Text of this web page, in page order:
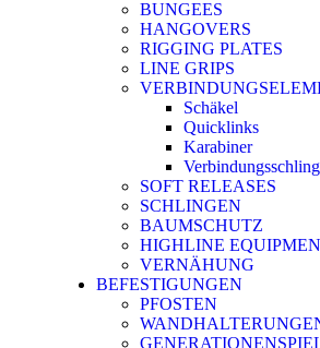
BUNGEES
HANGOVERS
RIGGING PLATES
LINE GRIPS
Schäkel
Quicklinks
Karabiner
SOFT RELEASES
SCHLINGEN
BAUMSCHUTZ
HIGHLINE
VERNÄHUNG
BEFESTIGUNGEN
PFOSTEN